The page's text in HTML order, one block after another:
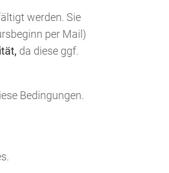
werden. Sie
per Mail)
da diese ggf.
Bedingungen.